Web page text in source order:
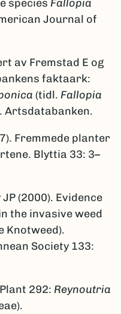
species Fallopia
Journal of
av Fremstad E og
faktaark:
(tidl. Fallopia
Artsdatabanken.
Fremmede planter
Blyttia 33: 3–
(2000). Evidence
the invasive weed
Knotweed).
Society 133:
292: Reynoutria